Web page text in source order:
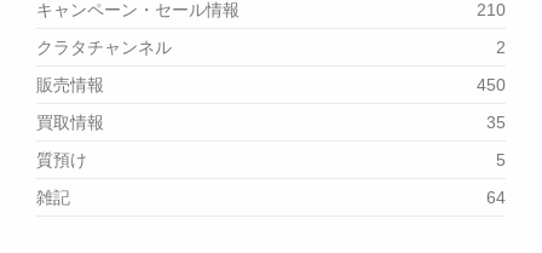
キャンペーン・セール情報
210
クラタチャンネル
2
販売情報
450
買取情報
35
質預け
5
雑記
64